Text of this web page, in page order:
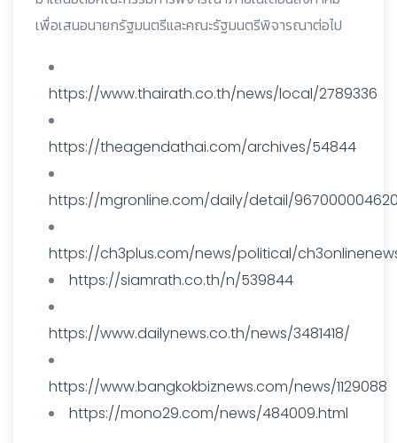
เพื่อเสนอนายกรัฐมนตรีและคณะรัฐมนตรีพิจารณาต่อไป
https://www.thairath.co.th/news/local/2789336
https://theagendathai.com/archives/54844
https://mgronline.com/daily/detail/
https://ch3plus.com/news/political/
https://siamrath.co.th/n/539844
https://www.dailynews.co.th/news/3481418/
https://www.bangkokbiznews.com/news/1129088
https://mono29.com/news/484009.html